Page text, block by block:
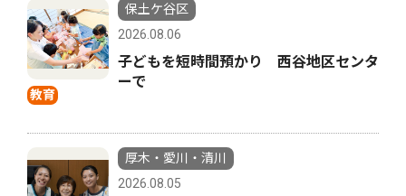
教育
保土ケ谷区
2026.08.06
子どもを短時間預かり 西谷地区センタ
ーで
厚木・愛川・清川
2026.08.05